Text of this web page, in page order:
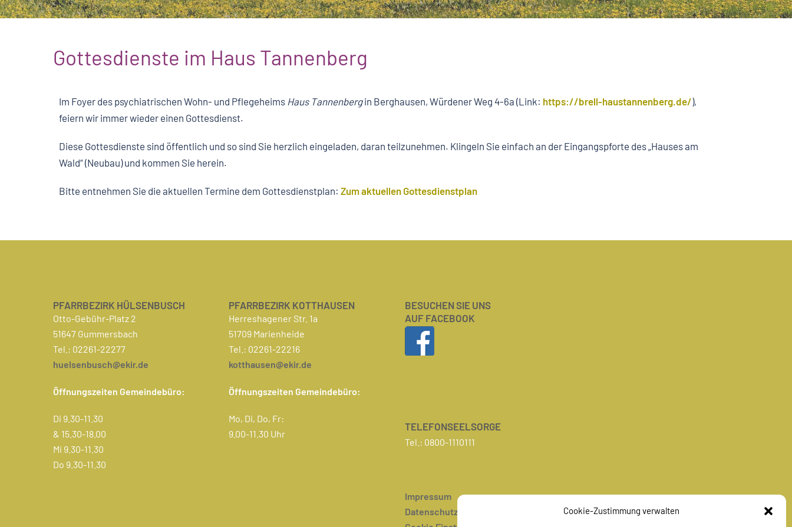
Cookie-Zustimmung verwalten
Gottesdienste im Haus Tannenberg
Im Foyer des psychiatrischen Wohn- und Pflegeheims Haus Tannenbergin Berghausen, Würdener Weg 4-6a (Link: https://brell-haustannenberg.de/),
feiern wir immer wieder einen Gottesdienst.
Diese Gottesdienste sind öffentlich und so sind Sie herzlich eingeladen, daran teilzunehmen. Klingeln Sie einfach an der Eingangspforte des „Hauses am
Wald“ (Neubau) und kommen Sie herein.
Bitte entnehmen Sie die aktuellen Termine dem Gottesdienstplan: Zum aktuellen Gottesdienstplan
PFARRBEZIRK HÜLSENBUSCH
Otto-Gebühr-Platz 2
51647 Gummersbach
Tel.: 02261-22277
huelsenbusch@ekir.de
Öffnungszeiten Gemeindebüro:
Di 9.30-11.30
& 15.30-18.00
Mi 9.30-11.30
Do 9.30-11.30
PFARRBEZIRK KOTTHAUSEN
Herreshagener Str. 1a
51709 Marienheide
Tel.: 02261-22216
kotthausen@ekir.de
Öffnungszeiten Gemeindebüro:
Mo, Di, Do, Fr:
9.00-11.30 Uhr
BESUCHEN SIE UNS
AUF FACEBOOK
TELEFONSEELSORGE
Tel.: 0800-1110111
Impressum
Datenschutz